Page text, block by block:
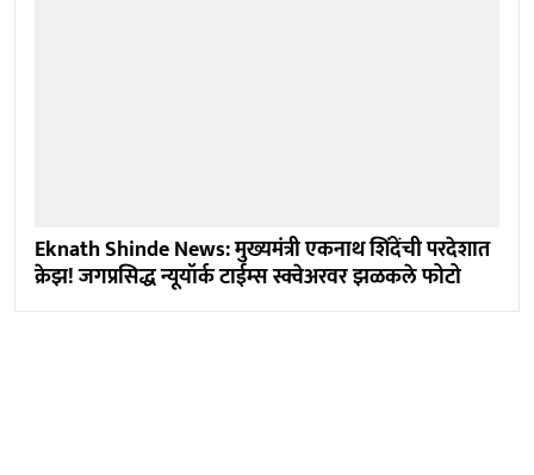
Eknath Shinde News: मुख्यमंत्री एकनाथ शिंदेंची परदेशात
क्रेझ! जगप्रसिद्ध न्यूयॉर्क टाईम्स स्क्वेअरवर झळकले फोटो